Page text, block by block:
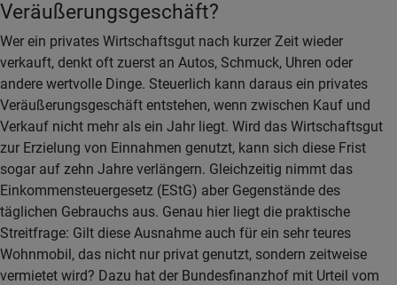
Veräußerungsgeschäft?
Wer ein privates Wirtschaftsgut nach kurzer Zeit wieder
verkauft, denkt oft zuerst an Autos, Schmuck, Uhren oder
andere wertvolle Dinge. Steuerlich kann daraus ein privates
Veräußerungsgeschäft entstehen, wenn zwischen Kauf und
Verkauf nicht mehr als ein Jahr liegt. Wird das Wirtschaftsgut
zur Erzielung von Einnahmen genutzt, kann sich diese Frist
sogar auf zehn Jahre verlängern. Gleichzeitig nimmt das
Einkommensteuergesetz (EStG) aber Gegenstände des
täglichen Gebrauchs aus. Genau hier liegt die praktische
Streitfrage: Gilt diese Ausnahme auch für ein sehr teures
Wohnmobil, das nicht nur privat genutzt, sondern zeitweise
vermietet wird? Dazu hat der Bundesfinanzhof mit Urteil vom